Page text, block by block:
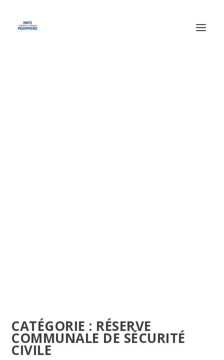
CATÉGORIE : RÉSERVE
COMMUNALE DE SÉCURITÉ
CIVILE